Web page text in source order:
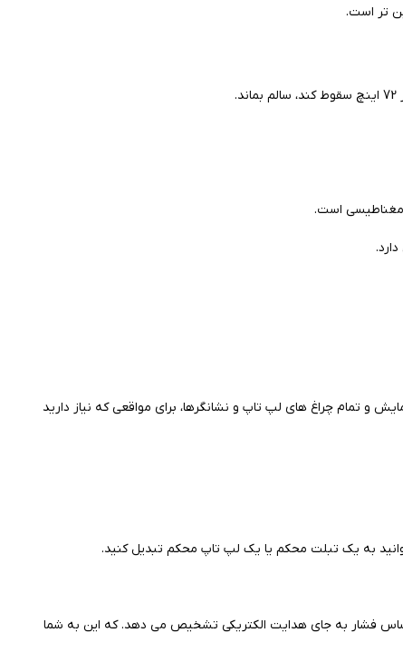
تمام چراغ های لپ تاپ و نشانگرها، برای مواقعی که نیاز دارید
فشار به جای هدایت الکتریکی تشخیص می دهد. که این به شما